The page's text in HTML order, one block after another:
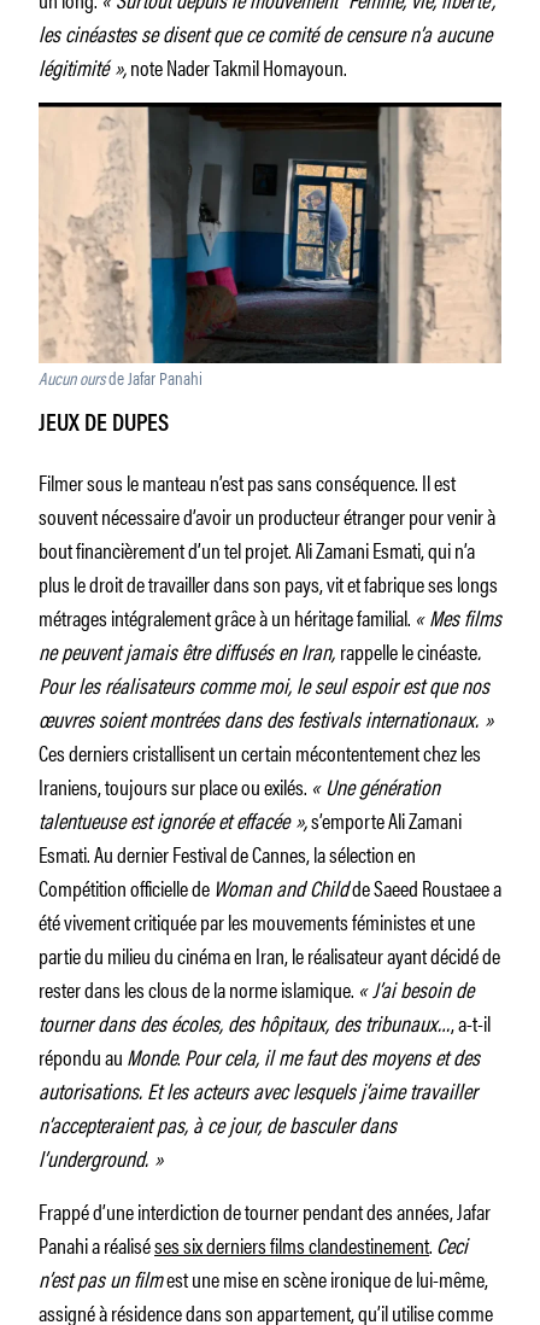
les cinéastes se disent que ce comité de censure n’a aucune
légitimité »,note Nader Takmil Homayoun.
Aucun oursde Jafar Panahi
JEUX DE DUPES
Filmer sous le manteau n’est pas sans conséquence. Il est
souvent nécessaire d’avoir un producteur étranger pour venir à
bout financièrement d’un tel projet. Ali Zamani Esmati, qui n’a
plus le droit de travailler dans son pays, vit et fabrique ses longs
métrages intégralement grâce à un héritage familial. « Mes films
ne peuvent jamais être diffusés en Iran,rappelle le cinéaste.
Pour les réalisateurs comme moi, le seul espoir est que nos
œuvres soient montrées dans des festivals internationaux. »
Ces derniers cristallisent un certain mécontentement chez les
Iraniens, toujours sur place ou exilés. « Une génération
talentueuse est ignorée et effacée »,s’emporte Ali Zamani
Esmati. Au dernier Festival de Cannes, la sélection en
Compétition officielle deWoman and Childde Saeed Roustaee a
été vivement critiquée par les mouvements féministes et une
partie du milieu du cinéma en Iran, le réalisateur ayant décidé de
rester dans les clous de la norme islamique. « J’ai besoin de
tourner dans des écoles, des hôpitaux, des tribunaux…, a-t-il
répondu auMonde.Pour cela, il me faut des moyens et des
autorisations. Et les acteurs avec lesquels j’aime travailler
n’accepteraient pas, à ce jour, de basculer dans
l’underground. »
Frappé d’une interdiction de tourner pendant des années, Jafar
Panahi a réaliséses six derniers films clandestinement.Ceci
n’est pas un filmest une mise en scène ironique de lui-même,
assigné à résidence dans son appartement, qu’il utilise comme